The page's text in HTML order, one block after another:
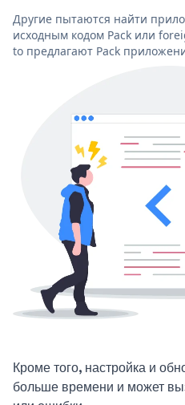
Другие пытаются найти
исходным кодом Pack или
to предлагают Pack
Кроме того, настройка и
больше времени и может